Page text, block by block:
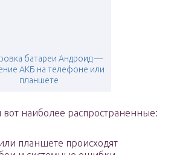
батареи Андроид —
АКБ на телефоне или
планшете
наиболее распространенные:
планшете происходят